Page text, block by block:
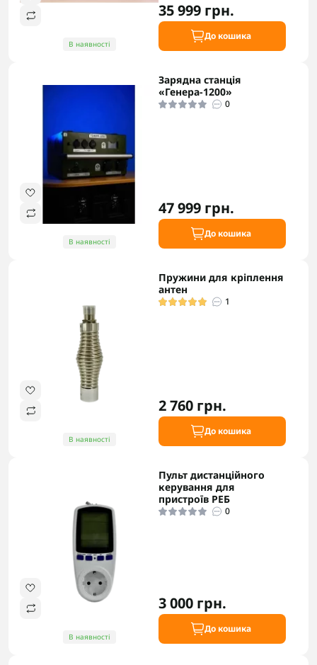
В наявності
35 999 грн.
До кошика
В наявності
Зарядна станція
«Генера-1200»
0
47 999 грн.
До кошика
В наявності
Пружини для кріплення
антен
1
2 760 грн.
До кошика
В наявності
Пульт дистанційного
керування для
пристроїв РЕБ
0
3 000 грн.
До кошика